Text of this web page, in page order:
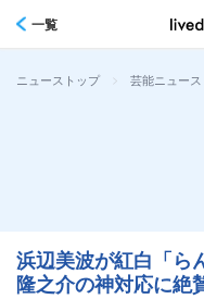
一覧
ニューストップ > 芸能ニュース
浜辺美波が紅白「ら
隆之介の神対応に絶